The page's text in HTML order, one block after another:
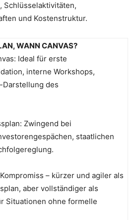
Schlüsselaktivitäten,
und Kostenstruktur.
WANN CANVAS?
Ideal für erste
interne Workshops,
des
Zwingend bei
staatlichen
– kürzer und agiler als
aber vollständiger als
Situationen ohne formelle